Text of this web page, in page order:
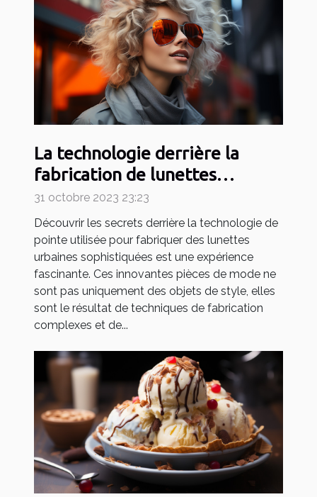
La technologie derrière la
fabrication de lunettes
urbaines sophistiquées
31 octobre 2023 23:23
Découvrir les secrets derrière la technologie de
pointe utilisée pour fabriquer des lunettes
urbaines sophistiquées est une expérience
fascinante. Ces innovantes pièces de mode ne
sont pas uniquement des objets de style, elles
sont le résultat de techniques de fabrication
complexes et de...